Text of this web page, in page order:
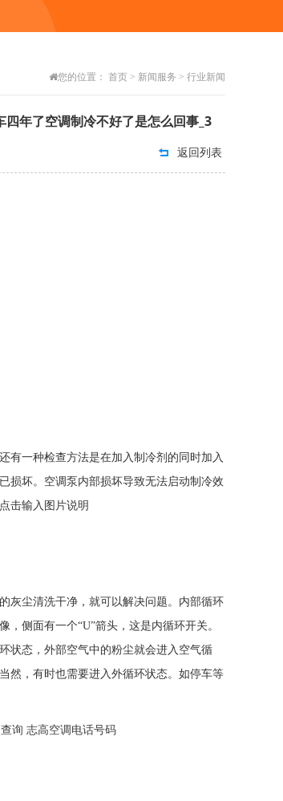
您的位置： 首页 > 新闻服务 > 行业新闻
年了空调制冷不好了是怎么回事_3
返回列表
有一种检查方法是在加入制冷剂的同时加入
损坏。空调泵内部损坏导致无法启动制冷效
击输入图片说明
灰尘清洗干净，就可以解决问题。内部循环
侧面有一个“U”箭头，这是内循环开关。
状态，外部空气中的粉尘就会进入空气循
然，有时也需要进入外循环状态。如停车等
询 志高空调电话号码